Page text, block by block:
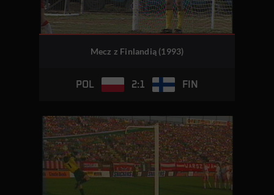
Mecz z Finlandią (1993)
POL 2:1 FIN